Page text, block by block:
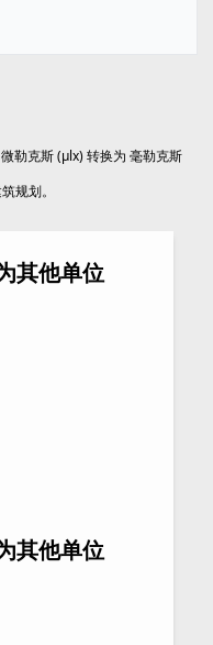
勒克斯 (µlx) 转换为 毫勒克斯
规划。
其他单位
其他单位